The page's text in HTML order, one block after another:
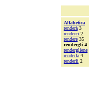
Alfabetica
renderà 3
renderci 2
rendere 35
rendergli 4
rendergliene
renderla 4
renderli 2